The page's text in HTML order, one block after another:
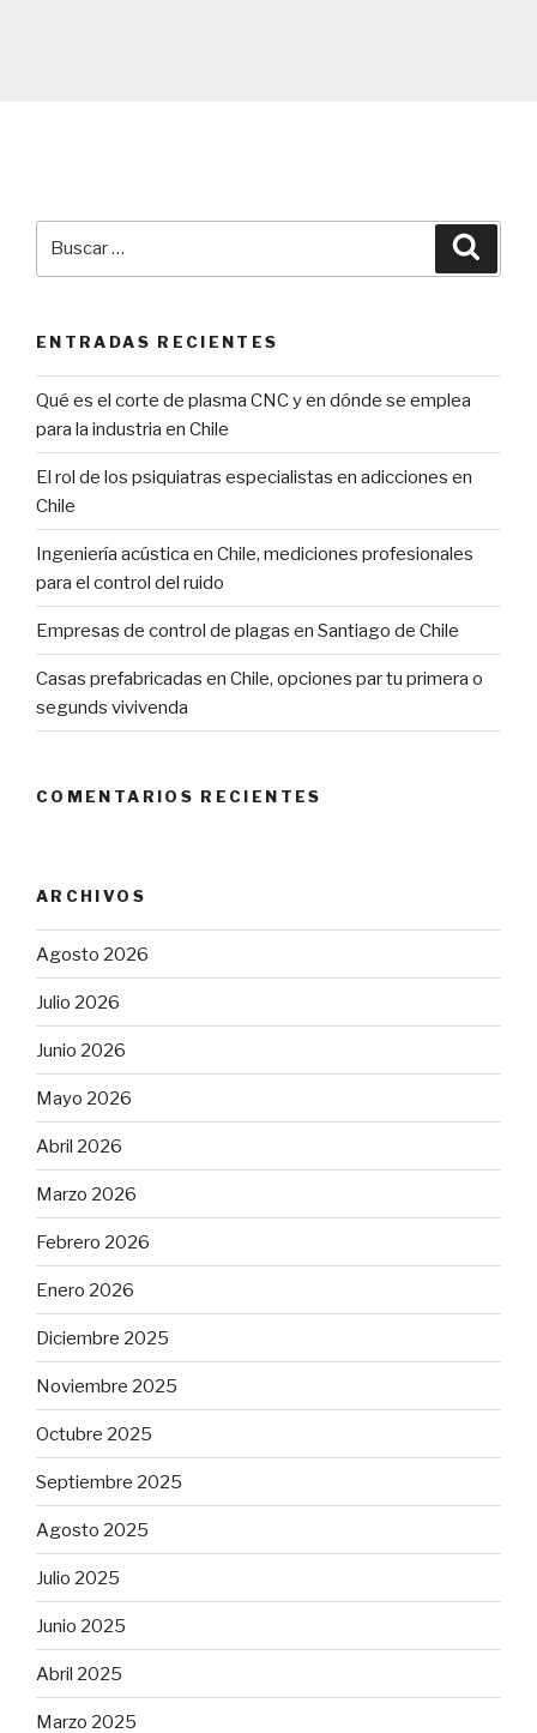
ENTRADAS RECIENTES
Qué es el corte de plasma CNC y en dónde se emplea
para la industria en Chile
El rol de los psiquiatras especialistas en adicciones en
Chile
Ingeniería acústica en Chile, mediciones profesionales
para el control del ruido
Empresas de control de plagas en Santiago de Chile
Casas prefabricadas en Chile, opciones par tu primera o
segunds vivivenda
COMENTARIOS RECIENTES
ARCHIVOS
Agosto 2026
Julio 2026
Junio 2026
Mayo 2026
Abril 2026
Marzo 2026
Febrero 2026
Enero 2026
Diciembre 2025
Noviembre 2025
Octubre 2025
Septiembre 2025
Agosto 2025
Julio 2025
Junio 2025
Abril 2025
Marzo 2025